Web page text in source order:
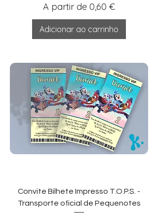
A partir de 0,60 €
Preço promocional
Adicionar ao carrinho
Convite Bilhete Impresso T.O.P.S. -
Transporte oficial de Pequenotes